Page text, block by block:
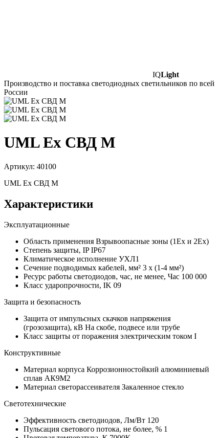
IQLight
Производство и поставка светодиодных светильников по всей
России
UML Ex СВД M
Артикул: 40100
UML Ex СВД M
Характеристики
Эксплуатационные
Область применения Взрывоопасные зоны (1Ех и 2Ех)
Степень защиты, IPIP67
Климатическое исполнение УХЛ1
Сечение подводимых кабелей, мм² 3 х (1-4 мм²)
Ресурс работы светодиодов, час, не менее, Час 100 000
Класс ударопрочности, IK 09
Защита и безопасность
Защита от импульсных скачков напряжения
(грозозащита), кВ На скобе, подвесе или трубе
Класс защиты от поражения электрическим током I
Конструктивные
Материал корпуса Коррозионностойкий алюминиевый
сплав АК9М2
Материал светорассеивателя Закаленное стекло
Светотехнические
Эффективность светодиодов, Лм/Вт 120
Пульсация светового потока, не более, % 1